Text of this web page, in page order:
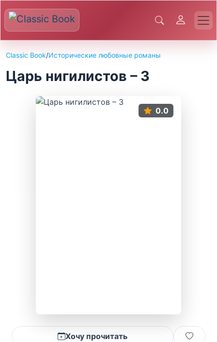
Classic Book/Исторические любовные романы
Царь нигилистов – 3
0.0
Хочу прочитать